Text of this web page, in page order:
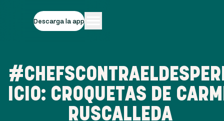
Descarga la app
ICIO: CROQUETAS DE
RUSCALLEDA